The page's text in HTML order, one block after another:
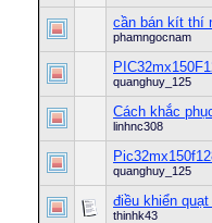
cần bán kít thí
phamngocnam
quanghuy_125
Cách khắc
linhnc308
quanghuy_125
điều khiển
thinhk43